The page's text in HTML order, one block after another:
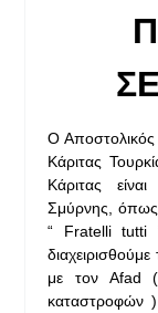
Ο Αποστολικός
Κάριτας
Κάριτας
Σμύρνης, όπως
“ Fratelli tutti
με τον Afad (
καταστροφών